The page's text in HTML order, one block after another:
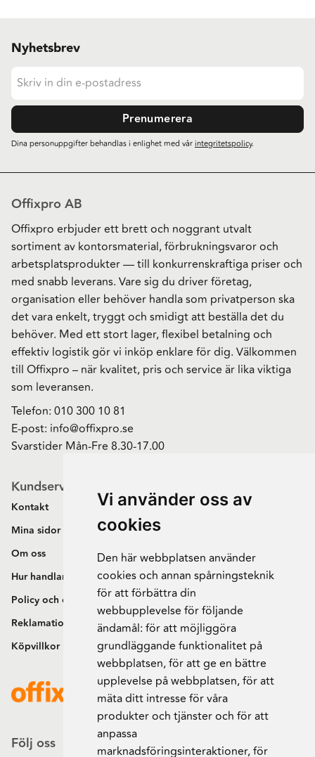
Vi använder oss av
cookies
Den här webbplatsen använder
cookies och annan spårningsteknik
för att förbättra din
webbupplevelse för följande
ändamål: för att möjliggöra
grundläggande funktionalitet på
webbplatsen,för att ge en bättre
upplevelse på webbplatsen,för att
mäta ditt intresse för våra
produkter och tjänster och för att
anpassa
marknadsföringsinteraktioner,för
Nyhetsbrev
Prenumerera
Dina personuppgifter behandlas i enlighet med vårintegritetspolicy.
Offixpro AB
Offixpro erbjuder ett brett och noggrant utvalt
sortiment av kontorsmaterial, förbrukningsvaror och
arbetsplatsprodukter — till konkurrenskraftiga priser och
med snabb leverans. Vare sig du driver företag,
organisation eller behöver handla som privatperson ska
det vara enkelt, tryggt och smidigt att beställa det du
behöver. Med ett stort lager, flexibel betalning och
effektiv logistik gör vi inköp enklare för dig. Välkommen
till Offixpro – när kvalitet, pris och service är lika viktiga
som leveransen.
Telefon: 010 300 10 81
E-post: info@offixpro.se
Svarstider Mån-Fre 8.30-17.00
Kundservice
Kontakt
Mina sidor
Om oss
Hur handlar jag?
Policy och cookies
Reklamation och retur
Köpvillkor
Följ oss